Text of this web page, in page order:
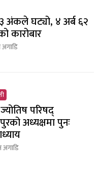
अंकले घट्यो, ४ अर्ब ६२
कारोबार
अगाडि
परिषद्
अध्यक्षमा पुनः
अगाडि